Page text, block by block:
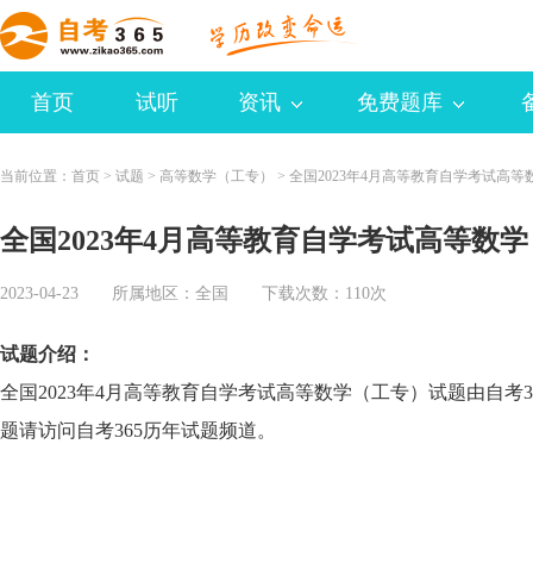
首页 试听 资讯 免费题库
当前位置： 首页 > 试题 > 高等数学（工专） > 全国2023年4月高等教育自学考试高等
全国2023年4月高等教育自学考试高等数
2023-04-23 所属地区： 全国 下载次数：110次
试题介绍：
全国2023年4月高等教育自学考试高等数学（工专）试题由自
题请访问自考365历年试题频道。